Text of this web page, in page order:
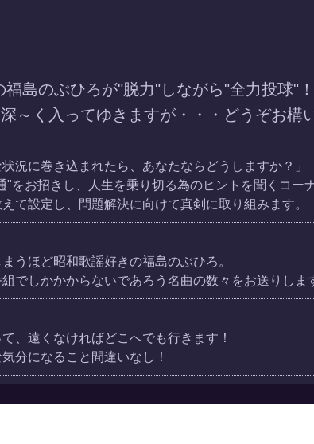
福島のぶひろが"脱力"しながら"全力投球"！
～く入ってゆきますが・・・どうぞお構
況に巻き込まれたら、あなたならどうしますか？」
"をお招きし、人生を乗り切る為のヒントを聞くコー
て設定し、問題解決に向けて真剣に取り組みます。
うほど昭和歌謡好きの福島のぶひろ。
でしかかからないであろう名曲の数々をお送りしま
、遠くなければどこへでも行きます！
分になること間違いなし！